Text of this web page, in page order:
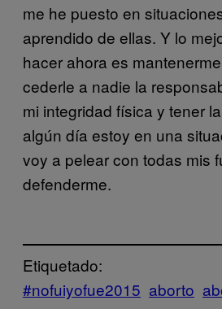
me he puesto en
aprendido de ellas. Y lo
hacer ahora es
cederle a nadie la
mi integridad física y tener
algún día estoy en una
voy a pelear con todas mis
defenderme.
Etiquetado:
#nofuiyofue2015 aborto